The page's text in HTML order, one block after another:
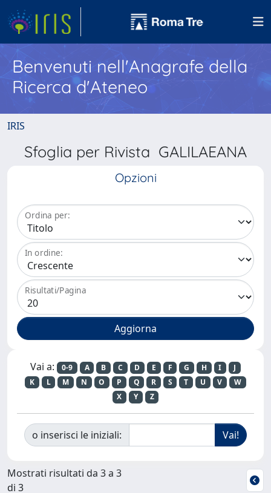
Benvenuti nell'Anagrafe della
Ricerca d'Ateneo
IRIS
Sfoglia per Rivista GALILAEANA
Opzioni
Ordina per:
In ordine:
Risultati/Pagina
Vai a: 0-9 A B C D E F G H I
J
K
L M N O P Q R S T U V
W
X
Y Z
o inserisci le iniziali:
Mostrati risultati da 3 a 3
di 3